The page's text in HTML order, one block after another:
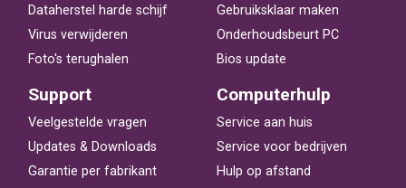
Dataherstel harde schijf
Virus verwijderen
Foto's terughalen
Gebruiksklaar maken
Onderhoudsbeurt PC
Bios update
Support
Veelgestelde vragen
Updates & Downloads
Garantie per fabrikant
Computerhulp
Service aan huis
Service voor bedrijven
Hulp op afstand